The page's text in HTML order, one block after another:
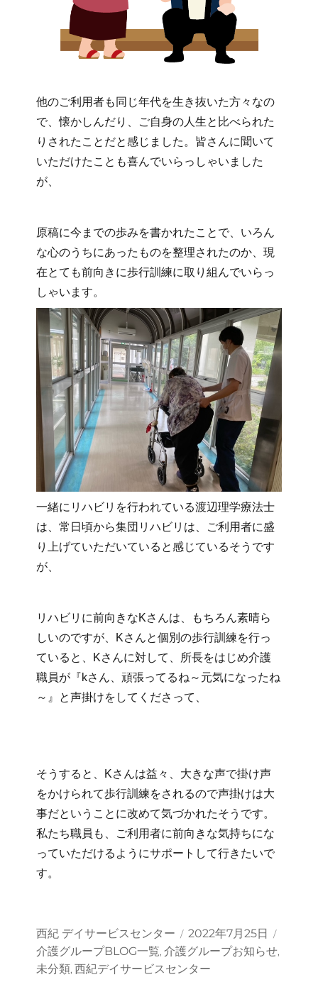
他のご利用者も同じ年代を生き抜いた方々なの
で、懐かしんだり、ご自身の人生と比べられた
りされたことだと感じました。皆さんに聞いて
いただけたことも喜んでいらっしゃいました
が、
原稿に今までの歩みを書かれたことで、いろん
な心のうちにあったものを整理されたのか、現
在とても前向きに歩行訓練に取り組んでいらっ
しゃいます。
一緒にリハビリを行われている渡辺理学療法士
は、常日頃から集団リハビリは、ご利用者に盛
り上げていただいていると感じているそうです
が、
リハビリに前向きなKさんは、もちろん素晴ら
しいのですが、Kさんと個別の歩行訓練を行っ
ていると、Kさんに対して、所長をはじめ介護
職員が『kさん、頑張ってるね～元気になったね
～』と声掛けをしてくださって、
そうすると、Kさんは益々、大きな声で掛け声
をかけられて歩行訓練をされるので声掛けは大
事だということに改めて気づかれたそうです。
私たち職員も、ご利用者に前向きな気持ちにな
っていただけるようにサポートして行きたいで
す。
投
稿
者
西紀 デイサービスセンター
投
稿
2022年7月25日
介護グループBLOG一覧,介護グループお知らせ,
未分類, 西紀デイサービスセンター